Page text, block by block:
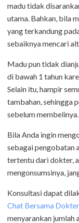
madu tidak
utama. Bahkan, bila
yang terkandung
sebaiknya mencari
Madu pun tidak
di bawah 1 tahun
Selain itu, hampir
tambahan, sehingga
sebelum membelinya.
Bila Anda ingin
sebagai pengobatan
tertentu dari dokter,
mengonsumsinya,
Konsultasi dapat
Chat Bersama
menyarankan jumlah